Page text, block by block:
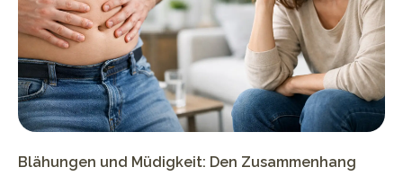
Blähungen und Müdigkeit: Den Zusammenhang